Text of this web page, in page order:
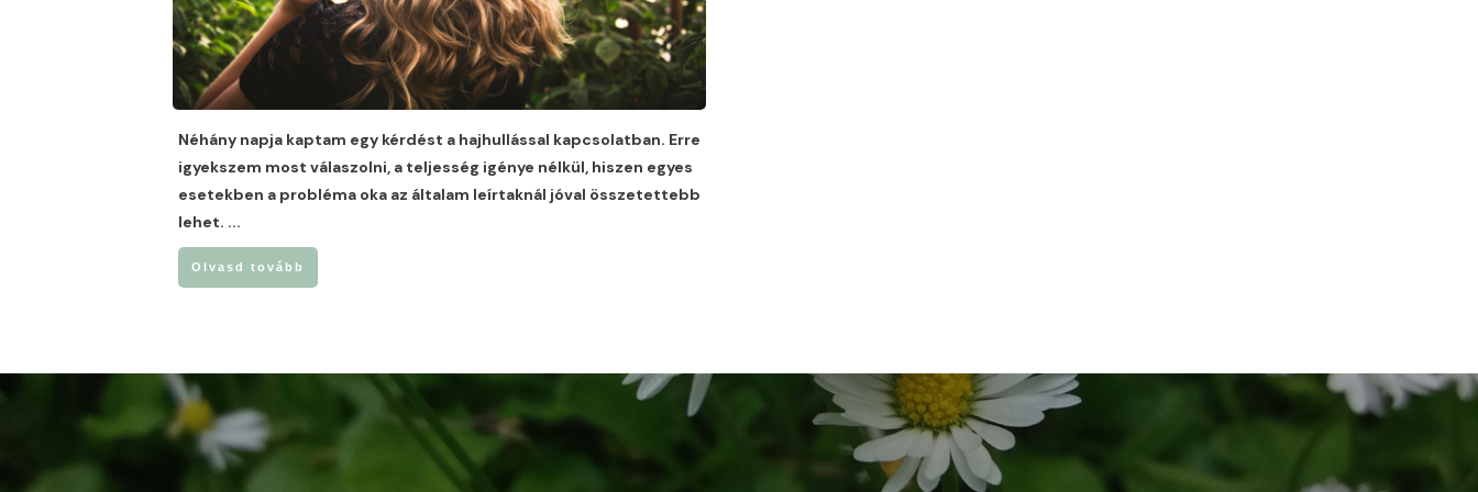
Néhány napja kaptam egy kérdést a hajhullással kapcsolatban. Erre
igyekszem most válaszolni, a teljesség igénye nélkül, hiszen egyes
esetekben a probléma oka az általam leírtaknál jóval összetettebb
lehet. ...
Olvasd tovább